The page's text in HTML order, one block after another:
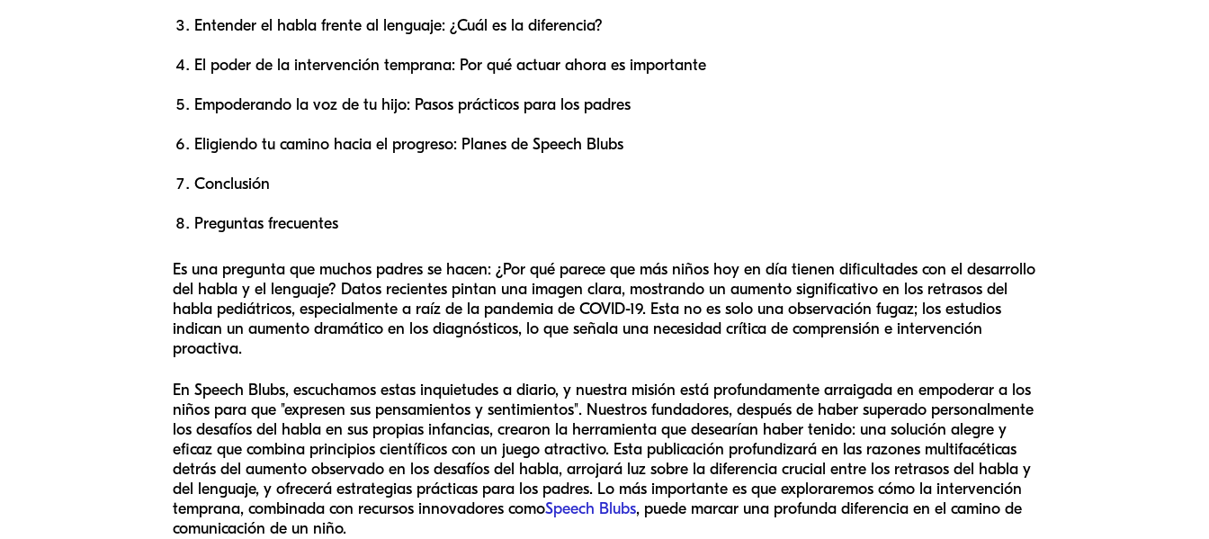
Entender el habla frente al lenguaje: ¿Cuál es la diferencia?
El poder de la intervención temprana: Por qué actuar ahora es importante
Empoderando la voz de tu hijo: Pasos prácticos para los padres
Eligiendo tu camino hacia el progreso: Planes de Speech Blubs
Conclusión
Preguntas frecuentes
Es una pregunta que muchos padres se hacen: ¿Por qué parece que más niños hoy en día tienen dificultades con el desarrollo
del habla y el lenguaje? Datos recientes pintan una imagen clara, mostrando un aumento significativo en los retrasos del
habla pediátricos, especialmente a raíz de la pandemia de COVID-19. Esta no es solo una observación fugaz; los estudios
indican un aumento dramático en los diagnósticos, lo que señala una necesidad crítica de comprensión e intervención
proactiva.
En Speech Blubs, escuchamos estas inquietudes a diario, y nuestra misión está profundamente arraigada en empoderar a los
niños para que "expresen sus pensamientos y sentimientos". Nuestros fundadores, después de haber superado personalmente
los desafíos del habla en sus propias infancias, crearon la herramienta que desearían haber tenido: una solución alegre y
eficaz que combina principios científicos con un juego atractivo. Esta publicación profundizará en las razones multifacéticas
detrás del aumento observado en los desafíos del habla, arrojará luz sobre la diferencia crucial entre los retrasos del habla y
del lenguaje, y ofrecerá estrategias prácticas para los padres. Lo más importante es que exploraremos cómo la intervención
temprana, combinada con recursos innovadores comoSpeech Blubs, puede marcar una profunda diferencia en el camino de
comunicación de un niño.